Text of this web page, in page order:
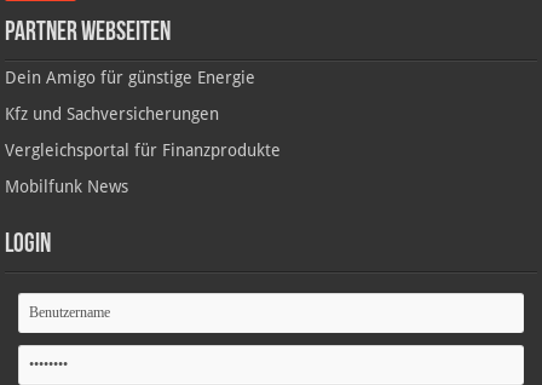
Partner Webseiten
Dein Amigo für günstige Energie
Kfz und Sachversicherungen
Vergleichsportal für Finanzprodukte
Mobilfunk News
Login